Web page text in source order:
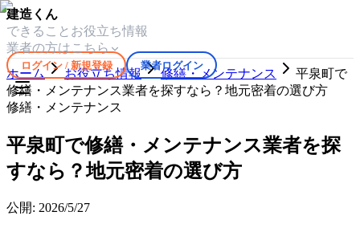
建造くん
できること お役立ち情報
業者の方はこちら
ログイン / 新規登録 業者ログイン
ホーム お役立ち情報 修繕・メンテナンス
平泉町で
修繕・メンテナンス業者を探すなら？地元密着の選び方
修繕・メンテナンス
平泉町で修繕・メンテナンス業者を探
すなら？地元密着の選び方
公開: 2026/5/27